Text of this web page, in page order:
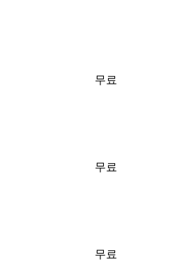
무료
무료
무료